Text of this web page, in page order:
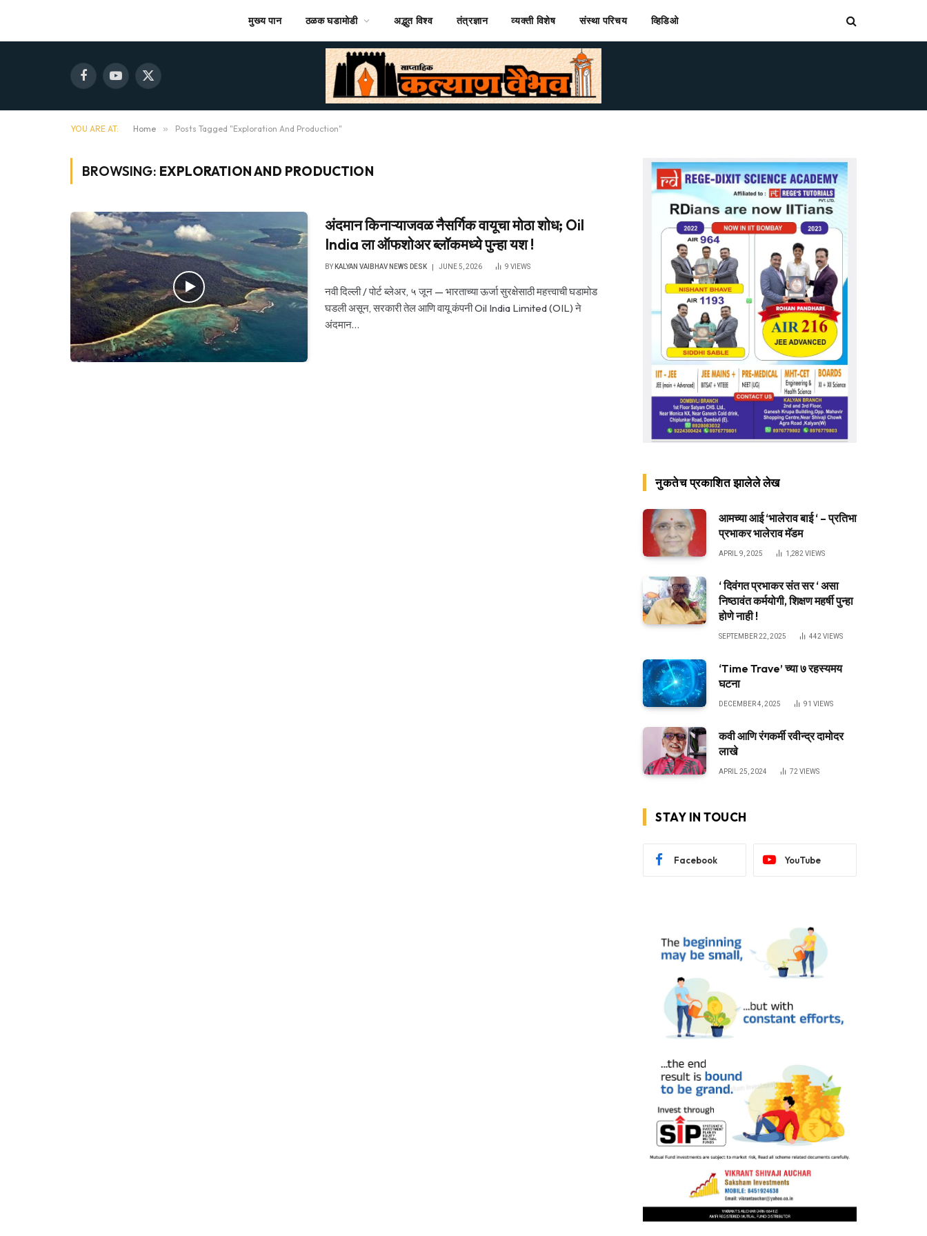
मुख्य पान ठळक घडामोडी अद्भुत विश्व तंत्रज्ञान व्यक्ती विशेष संस्था परिचय व्हिडिओ
FacebookYouTube
X
YOU ARE AT: Home » Posts Tagged "Exploration And Production"
BROWSING: EXPLORATION AND PRODUCTION
अंदमान किनाऱ्याजवळ नैसर्गिक वायूचा मोठा शोध; Oil
India ला ऑफशोअर ब्लॉकमध्ये पुन्हा यश !
BY KALYAN VAIBHAV NEWS DESK JUNE 5, 2026 9VIEWS
नवी दिल्ली / पोर्ट ब्लेअर, ५ जून — भारताच्या ऊर्जा सुरक्षेसाठी महत्त्वाची घडामोड
घडली असून, सरकारी तेल आणि वायू कंपनी Oil India Limited (OIL) ने
अंदमान…
नुकतेच प्रकाशित झालेले लेख
आमच्या आई ‘भालेराव बाई ‘ – प्रतिभा
प्रभाकर भालेराव मॅडम
APRIL 9, 2025 1,282 VIEWS
‘ दिवंगत प्रभाकर संत सर ‘ असा
निष्ठावंत कर्मयोगी, शिक्षण महर्षी पुन्हा
होणे नाही !
SEPTEMBER 22, 2025 442 VIEWS
‘Time Trave’ च्या ७ रहस्यमय
घटना
DECEMBER 4, 2025 91 VIEWS
कवी आणि रंगकर्मी रवीन्द्र दामोदर
लाखे
APRIL 25, 2024 72 VIEWS
STAY IN TOUCH
Facebook YouTube